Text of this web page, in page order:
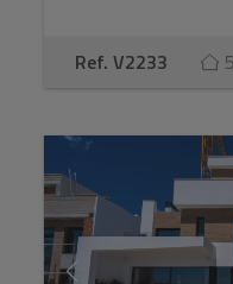
Ref. V2233